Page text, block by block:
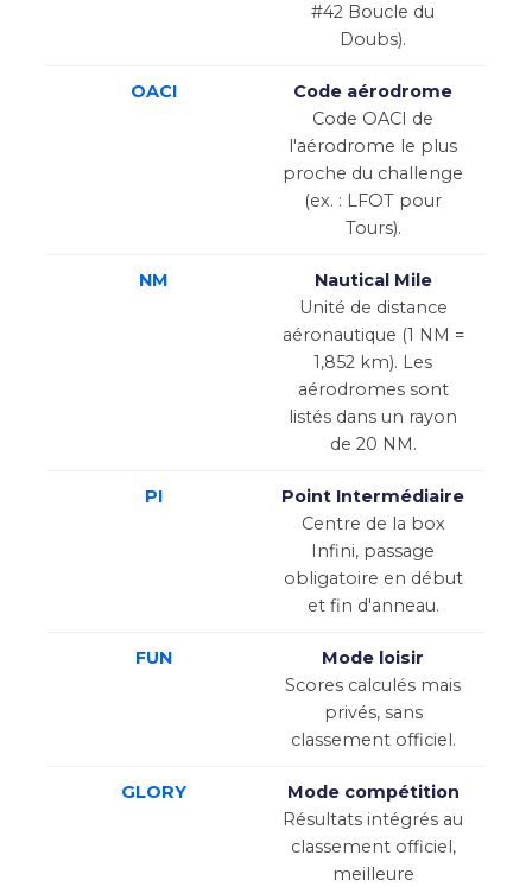
#42 Boucle du
Doubs).
OACI
Code aérodrome
Code OACI de
l'aérodrome le plus
proche du challenge
(ex. : LFOT pour
Tours).
NM
Nautical Mile
Unité de distance
aéronautique (1 NM =
1,852 km). Les
aérodromes sont
listés dans un rayon
de 20 NM.
PI
Point Intermédiaire
Centre de la box
Infini, passage
obligatoire en début
et fin d'anneau.
FUN
Mode loisir
Scores calculés mais
privés, sans
classement officiel.
GLORY
Mode compétition
Résultats intégrés au
classement officiel,
meilleure